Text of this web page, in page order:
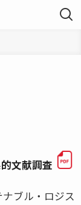
文献調査
ブル・ロジス